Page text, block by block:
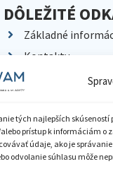
tých najlepších
prístup k informáciám o
údaje, ako je
odvolanie súhlasu môže
DÔLEŽITÉ
Základné
Kontakty
Kariéra
Pracoviská NIVaM
Dokumenty
Knižnica